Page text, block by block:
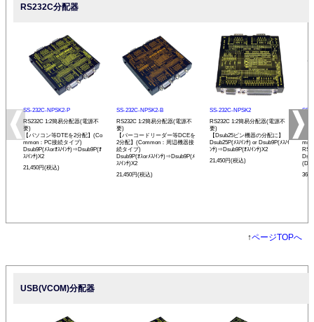
RS232C分配器
SS-232C-NPSK2-P
RS232C 1:2簡易分配器(電源不
要)
【パソコン等DTEを2分配】(Co
mmon：PC接続タイプ)
Dsub9P(ﾒｽorｵｽ/ｲﾝﾁ)⇒Dsub9P(ｵ
ｽ/ｲﾝﾁ)X2
21,450円(税込)
SS-232C-NPSK2-B
RS232C 1:2簡易分配器(電源不
要)
【バーコードリーダー等DCEを
2分配】(Common：周辺機器接
続タイプ)
Dsub9P(ｵｽorﾒｽ/ｲﾝﾁ)⇒Dsub9P(ﾒ
ｽ/ｲﾝﾁ)X2
21,450円(税込)
SS-232C-NPSK2
RS232C 1:2簡易分配器(電源不
要)
【Dsub25ピン機器の分配に】
Dsub25P(ﾒｽ/ｲﾝﾁ) or Dsub9P(ﾒｽ/ｲ
ﾝﾁ)⇒Dsub9P(ｵｽ/ｲﾝﾁ)X2
21,450円(税込)
SS-
ア
↑ページTOPへ
USB(VCOM)分配器